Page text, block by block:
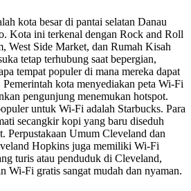
kota besar di pantai selatan Danau
Kota ini terkenal dengan Rock and Roll
West Side Market, dan Rumah Kisah
tetap terhubung saat bepergian,
tempat populer di mana mereka dapat
kota menyediakan peta Wi-Fi
pengunjung menemukan hotspot.
untuk Wi-Fi adalah Starbucks. Para
secangkir kopi yang baru diseduh
Perpustakaan Umum Cleveland dan
Hopkins juga memiliki Wi-Fi
turis atau penduduk di Cleveland,
Wi-Fi gratis sangat mudah dan nyaman.